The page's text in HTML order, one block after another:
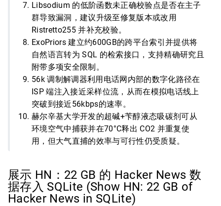
Libsodium 的低阶函数未正确校验点是否在主子
群导致漏洞，建议升级至修复版本或改用
Ristretto255 并补充校验。
ExoPriors 建立约600GB的跨平台索引并提供将
自然语言转为 SQL 的检索接口，支持精确研究且
附带多项安全限制。
56k 调制解调器利用电话网内部的数字化路径在
ISP 端注入接近采样位流，从而在模拟电话线上
突破到接近56kbps的速率。
赫尔辛基大学开发的超碱+苄醇液态吸碳剂可从
环境空气中捕获并在70°C释出 CO2 并重复使
用，但大气直捕的效率与可行性仍受质疑。
展示 HN：22 GB 的 Hacker News 数
据存入 SQLite (Show HN: 22 GB of
Hacker News in SQLite)